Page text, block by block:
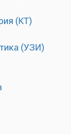
(КТ)
(УЗИ)